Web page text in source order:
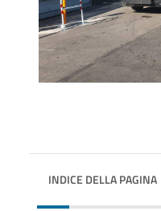
INDICE DELLA PAGINA